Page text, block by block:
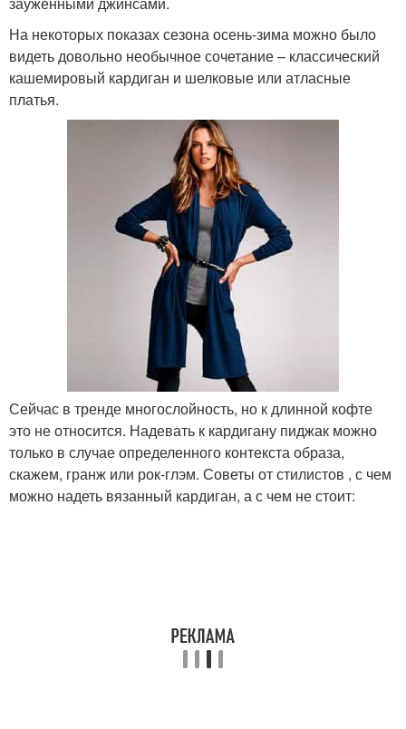
На некоторых показах сезона осень-зима можно было
видеть довольно необычное сочетание – классический
кашемировый кардиган и шелковые или атласные
платья.
Сейчас в тренде многослойность, но к длинной кофте
это не относится. Надевать к кардигану пиджак можно
только в случае определенного контекста образа,
скажем, гранж или рок-глэм. Советы от стилистов , с чем
можно надеть вязанный кардиган, а с чем не стоит: